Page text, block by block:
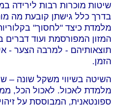
שיטות מוכרות רבות לירידה
בדרך כלל גישתן קובעת מה
מלמדת כיצד "לחסוך"
המזון המפורסמת ועוד דברים
תוצאותיהם - למרבה הצער -
הזמן.
השיטה בשיווי משקל שונה –
מלמדת לאכול. לאכול הכל,
ספונטאנית, המבוססת על